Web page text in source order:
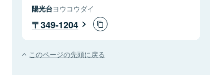
陽光台ヨウコウダイ
349-1204
このページの先頭に戻る